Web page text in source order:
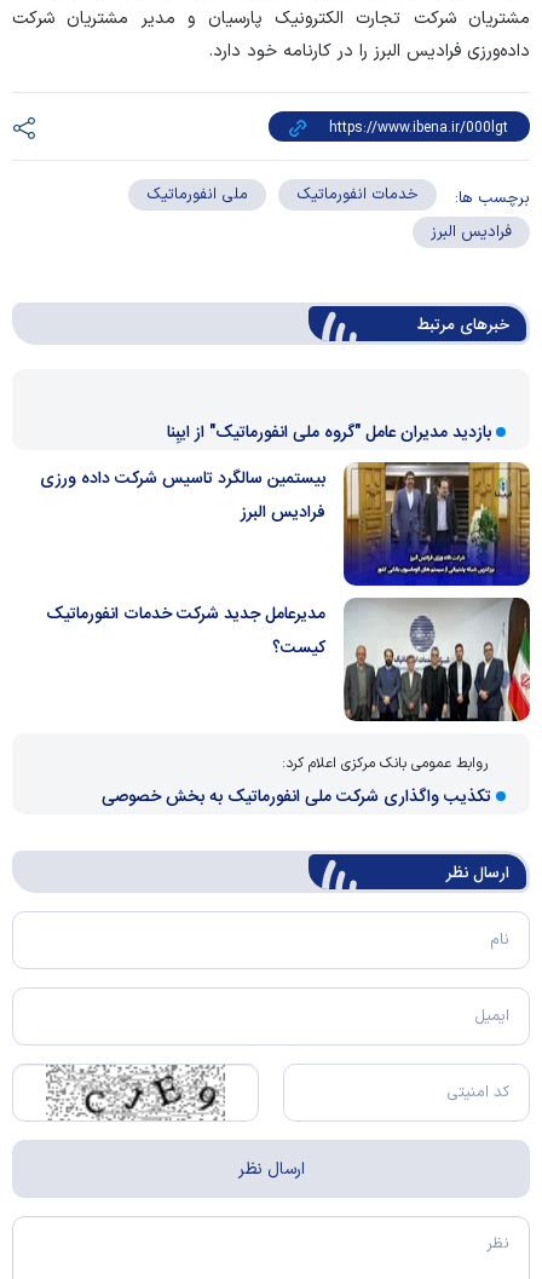
مشتریان شرکت تجارت الکترونیک پارسیان و مدیر مشتریان شرکت
داده‌ورزی فرادیس البرز را در کارنامه خود دارد.
برچسب ها: خدمات انفورماتیک
ملی انفورماتیک
فرادیس البرز
خبرهای مرتبط
بازدید مدیران عامل "گروه ملی انفورماتیک" از ایبِنا
بیستمین سالگرد تاسیس شرکت داده ورزی
فرادیس البرز
مدیرعامل جديد شرکت خدمات انفورماتیک
کیست؟
روابط عمومی بانک مرکزی اعلام کرد:
تکذیب واگذاری شرکت ملی انفورماتیک به بخش خصوصی
ارسال‌ نظر